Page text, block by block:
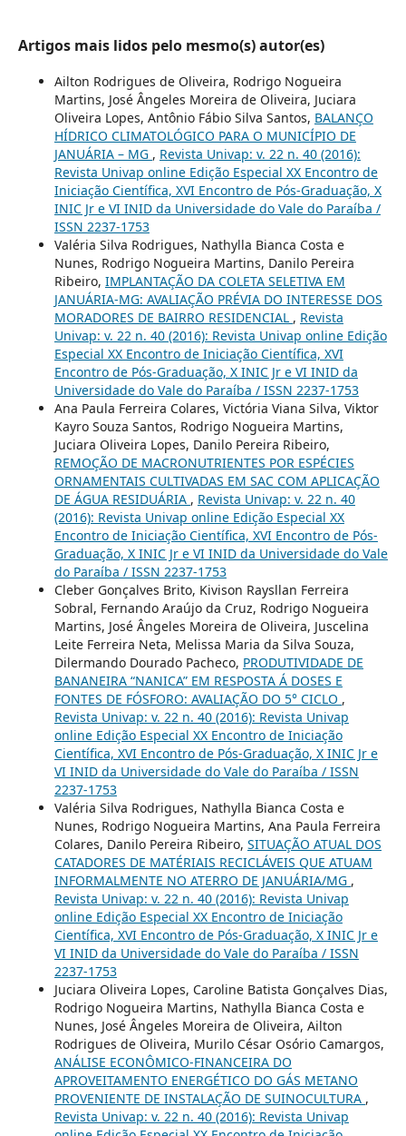
Artigos mais lidos pelo mesmo(s) autor(es)
Ailton Rodrigues de Oliveira, Rodrigo Nogueira
Martins, José Ângeles Moreira de Oliveira, Juciara
Oliveira Lopes, Antônio Fábio Silva Santos, BALANÇO
HÍDRICO CLIMATOLÓGICO PARA O MUNICÍPIO DE
JANUÁRIA – MG , Revista Univap: v. 22 n. 40 (2016):
Revista Univap online Edição Especial XX Encontro de
Iniciação Científica, XVI Encontro de Pós-Graduação, X
INIC Jr e VI INID da Universidade do Vale do Paraíba /
ISSN 2237-1753
Valéria Silva Rodrigues, Nathylla Bianca Costa e
Nunes, Rodrigo Nogueira Martins, Danilo Pereira
Ribeiro, IMPLANTAÇÃO DA COLETA SELETIVA EM
JANUÁRIA-MG: AVALIAÇÃO PRÉVIA DO INTERESSE DOS
MORADORES DE BAIRRO RESIDENCIAL , Revista
Univap: v. 22 n. 40 (2016): Revista Univap online Edição
Especial XX Encontro de Iniciação Científica, XVI
Encontro de Pós-Graduação, X INIC Jr e VI INID da
Universidade do Vale do Paraíba / ISSN 2237-1753
Ana Paula Ferreira Colares, Victória Viana Silva, Viktor
Kayro Souza Santos, Rodrigo Nogueira Martins,
Juciara Oliveira Lopes, Danilo Pereira Ribeiro,
REMOÇÃO DE MACRONUTRIENTES POR ESPÉCIES
ORNAMENTAIS CULTIVADAS EM SAC COM APLICAÇÃO
DE ÁGUA RESIDUÁRIA , Revista Univap: v. 22 n. 40
(2016): Revista Univap online Edição Especial XX
Encontro de Iniciação Científica, XVI Encontro de Pós-
Graduação, X INIC Jr e VI INID da Universidade do Vale
do Paraíba / ISSN 2237-1753
Cleber Gonçalves Brito, Kivison Raysllan Ferreira
Sobral, Fernando Araújo da Cruz, Rodrigo Nogueira
Martins, José Ângeles Moreira de Oliveira, Juscelina
Leite Ferreira Neta, Melissa Maria da Silva Souza,
Dilermando Dourado Pacheco, PRODUTIVIDADE DE
BANANEIRA “NANICA” EM RESPOSTA Á DOSES E
FONTES DE FÓSFORO: AVALIAÇÃO DO 5° CICLO ,
Revista Univap: v. 22 n. 40 (2016): Revista Univap
online Edição Especial XX Encontro de Iniciação
Científica, XVI Encontro de Pós-Graduação, X INIC Jr e
VI INID da Universidade do Vale do Paraíba / ISSN
2237-1753
Valéria Silva Rodrigues, Nathylla Bianca Costa e
Nunes, Rodrigo Nogueira Martins, Ana Paula Ferreira
Colares, Danilo Pereira Ribeiro, SITUAÇÃO ATUAL DOS
CATADORES DE MATÉRIAIS RECICLÁVEIS QUE ATUAM
INFORMALMENTE NO ATERRO DE JANUÁRIA/MG ,
Revista Univap: v. 22 n. 40 (2016): Revista Univap
online Edição Especial XX Encontro de Iniciação
Científica, XVI Encontro de Pós-Graduação, X INIC Jr e
VI INID da Universidade do Vale do Paraíba / ISSN
2237-1753
Juciara Oliveira Lopes, Caroline Batista Gonçalves Dias,
Rodrigo Nogueira Martins, Nathylla Bianca Costa e
Nunes, José Ângeles Moreira de Oliveira, Ailton
Rodrigues de Oliveira, Murilo César Osório Camargos,
ANÁLISE ECONÔMICO-FINANCEIRA DO
APROVEITAMENTO ENERGÉTICO DO GÁS METANO
PROVENIENTE DE INSTALAÇÃO DE SUINOCULTURA ,
Revista Univap: v. 22 n. 40 (2016): Revista Univap